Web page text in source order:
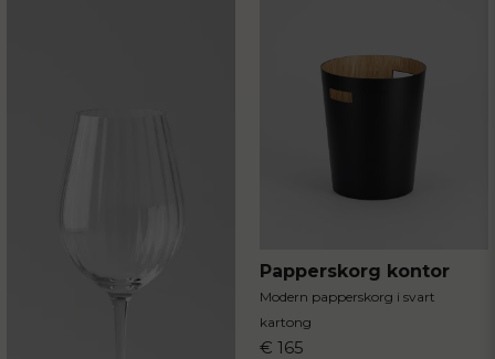
Papperskorg kontor
Modern papperskorg i svart
kartong
€ 165